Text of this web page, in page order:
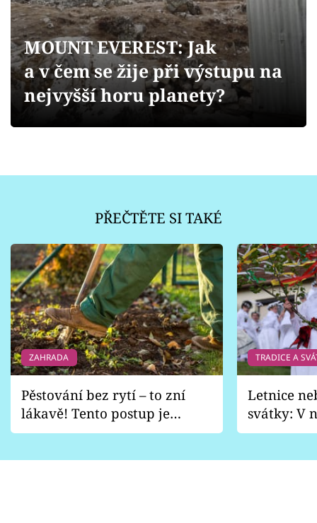
Přihlášení
Sledujte nás
MOUNT EVEREST: Jak
a v čem se žije při výstupu na
nejvyšší horu planety?
PŘEČTĚTE SI TAKÉ
ZAHRADA
Pěstování bez rytí – to zní
lákavě! Tento postup je
vhodný jen pro některé
TRADICE A
Letnice
svátky: V
pondělí